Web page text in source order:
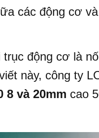
các động cơ
trục động cơ là
này, công ty
8 và 20mm cao